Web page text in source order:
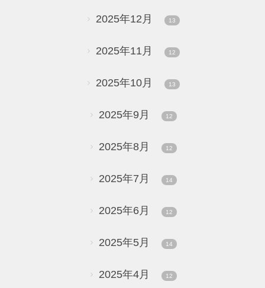
2025年12月 13
2025年11月 12
2025年10月 13
2025年9月 12
2025年8月 12
2025年7月 14
2025年6月 12
2025年5月 14
2025年4月 12